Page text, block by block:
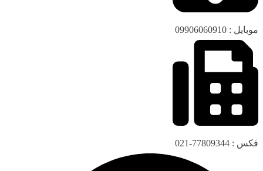
موبایل : 09906060910
فکس : 77809344-021